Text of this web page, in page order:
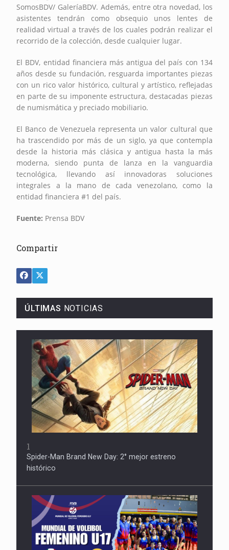
SomosBDV/ GaleríaBDV. Además, entre otra novedad, los
asistentes tendrán como obsequio unos lentes de
realidad virtual a través de los cuales podrán realizar el
recorrido de la colección, desde cualquier lugar.
El BDV, entidad financiera más antigua del país con 134
años desde su fundación, resguarda importantes piezas
con un rico valor histórico, cultural y artístico, reflejadas
en parte de su imponente estructura, destacadas piezas
de numismática y preciado mobiliario.
El Banco de Venezuela representa un valor cultural que
ha trascendido por más de un siglo, ya que contempla
desde la historia más clásica y antigua hasta la más
moderna, siendo punta de lanza en la vanguardia
tecnológica, llevando así innovadoras soluciones
integrales a la mano de cada venezolano, como la
entidad financiera #1 del país.
Fuente: Prensa BDV
Compartir
ÚLTIMAS NOTICIAS
1
Spider-Man Brand New Day: 2° mejor estreno
histórico